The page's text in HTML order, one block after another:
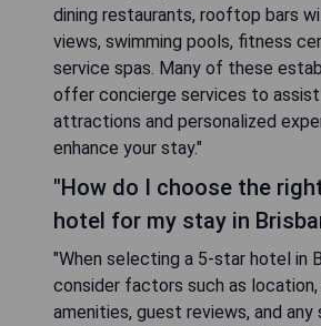
dining restaurants, rooftop bars
views, swimming pools, fitness
service spas. Many of these
offer concierge services to
attractions and personalized
enhance your stay."
"How do I choose the
hotel for my stay in
"When selecting a 5-star hotel in
consider factors such as location,
amenities, guest reviews, and any